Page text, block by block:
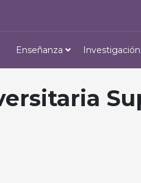
Enseñanza